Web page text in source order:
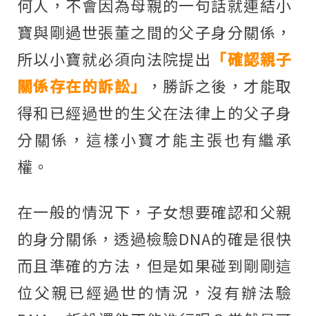
何人，不會因為母親的一句話就連結小
寶與剛過世張董之間的父子身分關係，
所以小寶就必須向法院提出 「確認親子
關係存在的訴訟」
，勝訴之後，才能取
得和已經過世的生父在法律上的父子身
分關係，這樣小寶才能主張也有繼承
權。
在一般的情況下，子女想要確認和父親
的身分關係，透過檢驗DNA的確是很快
而且準確的方法，但是如果碰到剛剛這
位父親已經過世的情況，沒有辦法驗